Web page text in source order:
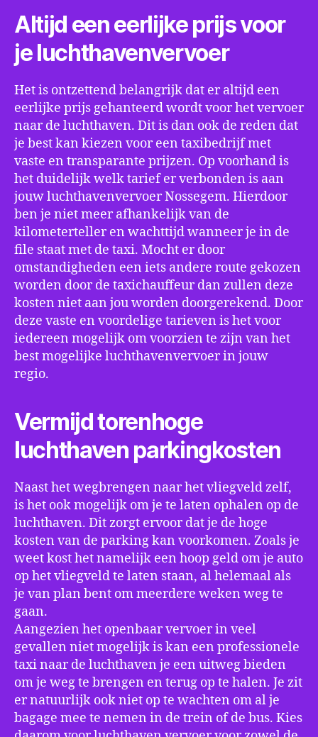
Altijd een eerlijke prijs voor
je luchthavenvervoer
Het is ontzettend belangrijk dat er altijd een
eerlijke prijs gehanteerd wordt voor het vervoer
naar de luchthaven. Dit is dan ook de reden dat
je best kan kiezen voor een taxibedrijf met
vaste en transparante prijzen. Op voorhand is
het duidelijk welk tarief er verbonden is aan
jouw luchthavenvervoer Nossegem. Hierdoor
ben je niet meer afhankelijk van de
kilometerteller en wachttijd wanneer je in de
file staat met de taxi. Mocht er door
omstandigheden een iets andere route gekozen
worden door de taxichauffeur dan zullen deze
kosten niet aan jou worden doorgerekend. Door
deze vaste en voordelige tarieven is het voor
iedereen mogelijk om voorzien te zijn van het
best mogelijke luchthavenvervoer in jouw
regio.
Vermijd torenhoge
luchthaven parkingkosten
Naast het wegbrengen naar het vliegveld zelf,
is het ook mogelijk om je te laten ophalen op de
luchthaven. Dit zorgt ervoor dat je de hoge
kosten van de parking kan voorkomen. Zoals je
weet kost het namelijk een hoop geld om je auto
op het vliegveld te laten staan, al helemaal als
je van plan bent om meerdere weken weg te
gaan.
Aangezien het openbaar vervoer in veel
gevallen niet mogelijk is kan een professionele
taxi naar de luchthaven je een uitweg bieden
om je weg te brengen en terug op te halen. Je zit
er natuurlijk ook niet op te wachten om al je
bagage mee te nemen in de trein of de bus. Kies